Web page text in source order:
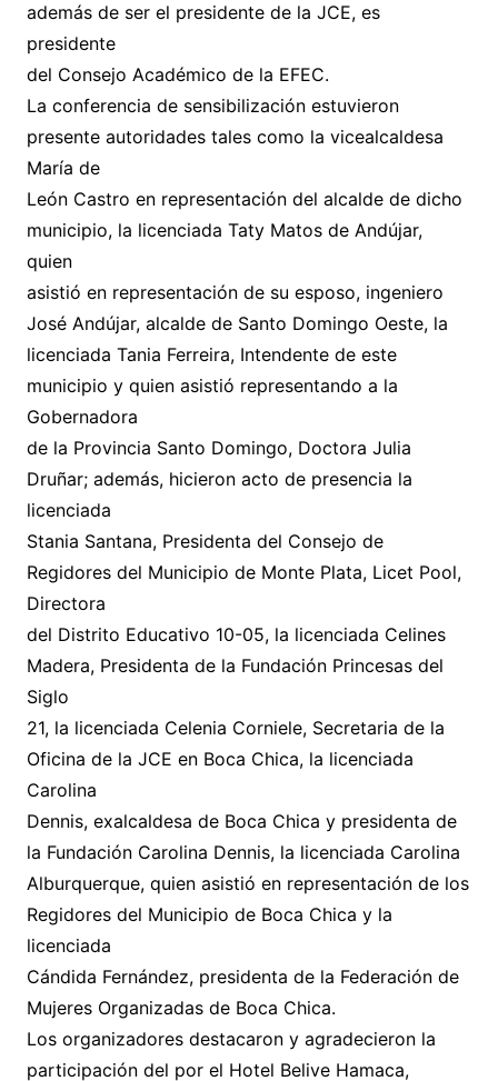
además de ser el presidente de la JCE, es
presidente
del Consejo Académico de la EFEC.
La conferencia de sensibilización estuvieron
presente autoridades tales como la vicealcaldesa
María de
León Castro en representación del alcalde de dicho
municipio, la licenciada Taty Matos de Andújar,
quien
asistió en representación de su esposo, ingeniero
José Andújar, alcalde de Santo Domingo Oeste, la
licenciada Tania Ferreira, Intendente de este
municipio y quien asistió representando a la
Gobernadora
de la Provincia Santo Domingo, Doctora Julia
Druñar; además, hicieron acto de presencia la
licenciada
Stania Santana, Presidenta del Consejo de
Regidores del Municipio de Monte Plata, Licet Pool,
Directora
del Distrito Educativo 10-05, la licenciada Celines
Madera, Presidenta de la Fundación Princesas del
Siglo
21, la licenciada Celenia Corniele, Secretaria de la
Oficina de la JCE en Boca Chica, la licenciada
Carolina
Dennis, exalcaldesa de Boca Chica y presidenta de
la Fundación Carolina Dennis, la licenciada Carolina
Alburquerque, quien asistió en representación de los
Regidores del Municipio de Boca Chica y la
licenciada
Cándida Fernández, presidenta de la Federación de
Mujeres Organizadas de Boca Chica.
Los organizadores destacaron y agradecieron la
participación del por el Hotel Belive Hamaca,